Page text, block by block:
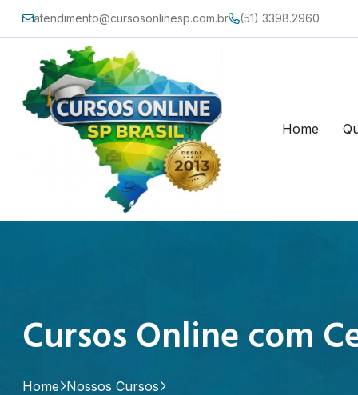
atendimento@cursosonlinesp.com.br (51) 3398.2960
Home
Cursos Online com
Home Nossos Cursos